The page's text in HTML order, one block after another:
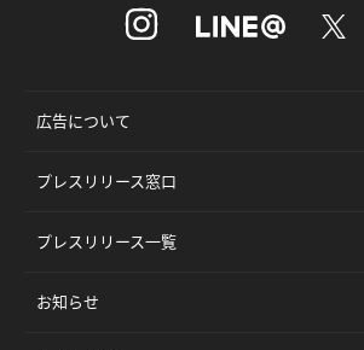
広告について
プレスリリース窓口
プレスリリース一覧
お知らせ